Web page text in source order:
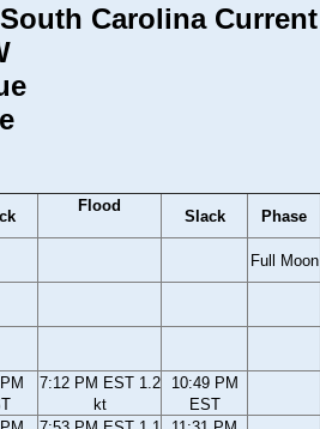
Carolina Current
Flood
Slack Phase
Full Moon
7:12 PM EST 1.2
kt
10:49 PM
EST